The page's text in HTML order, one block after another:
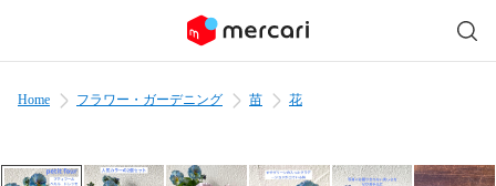
Home フラワー・ガーデニング 苗 花